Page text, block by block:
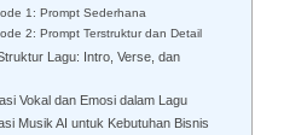
1: Prompt Sederhana
2: Prompt Terstruktur dan Detail
Lagu: Intro, Verse, dan
Vokal dan Emosi dalam Lagu
Musik AI untuk Kebutuhan Bisnis